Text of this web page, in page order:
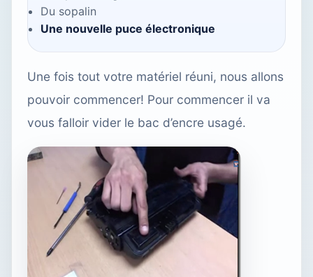
Du sopalin
Une nouvelle puce électronique
Une fois tout votre matériel réuni, nous allons
pouvoir commencer! Pour commencer il va
vous falloir vider le bac d’encre usagé.